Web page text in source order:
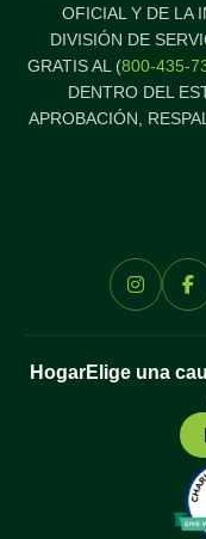
OFICIAL Y DE LA
DIVISIÓN DE
GRATIS AL (800-435-
DENTRO DEL
APROBACIÓN,
HogarElige una